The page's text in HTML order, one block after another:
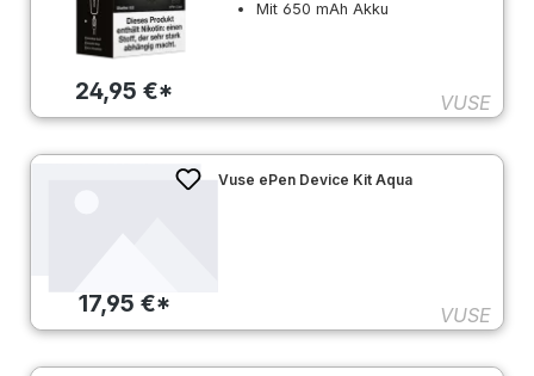
24,95 €*
Mit 650 mAh Akku
VUSE
17,95 €*
Vuse ePen Device Kit Aqua
VUSE